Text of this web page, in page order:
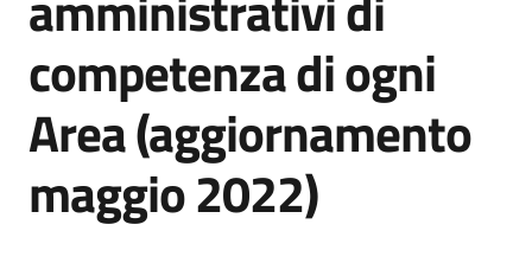
Servizi
Vivere
San
Giorgio
di
Piano
competenza di ogni
Area (aggiornamento
maggio 2022)